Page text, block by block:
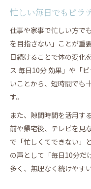
忙しい毎日でもピラ
仕事や家事で忙しい方で
を目指さない」ことが重
日続けることで体の変化
ス 毎日10分 効果」や「
いことから、短時間でも
す。
また、隙間時間を活用す
前や帰宅後、テレビを見
で「忙しくてできない」
の声として「毎日10分だ
多く、無理なく続けやす